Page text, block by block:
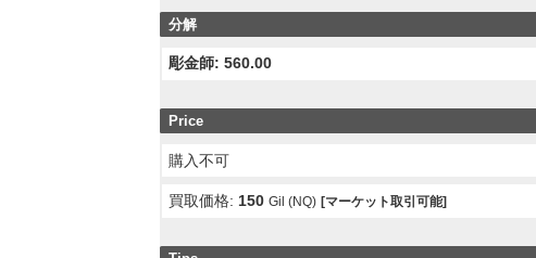
分解
彫金師: 560.00
Price
購入不可
買取価格: 150 Gil (NQ) [マーケット取引可能]